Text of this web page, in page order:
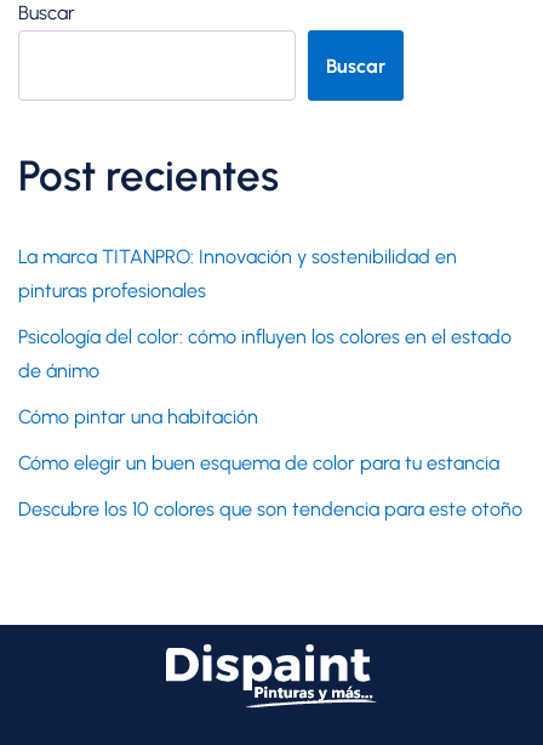
Buscar
Buscar
Post recientes
La marca TITANPRO: Innovación y sostenibilidad en
pinturas profesionales
Psicología del color: cómo influyen los colores en el estado
de ánimo
Cómo pintar una habitación
Cómo elegir un buen esquema de color para tu estancia
Descubre los 10 colores que son tendencia para este otoño